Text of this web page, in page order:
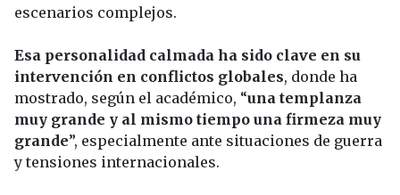
escenarios complejos.
Esa personalidad calmada ha sido clave en su
intervención en conflictos globales, donde ha
mostrado, según el académico, “una templanza
muy grande y al mismo tiempo una firmeza muy
grande”, especialmente ante situaciones de guerra
y tensiones internacionales.